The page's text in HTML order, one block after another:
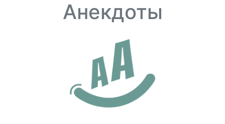
Анекдоты